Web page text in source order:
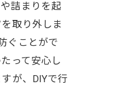
詰まりを起
取り外しま
ぐことがで
って安心し
が、DIYで行